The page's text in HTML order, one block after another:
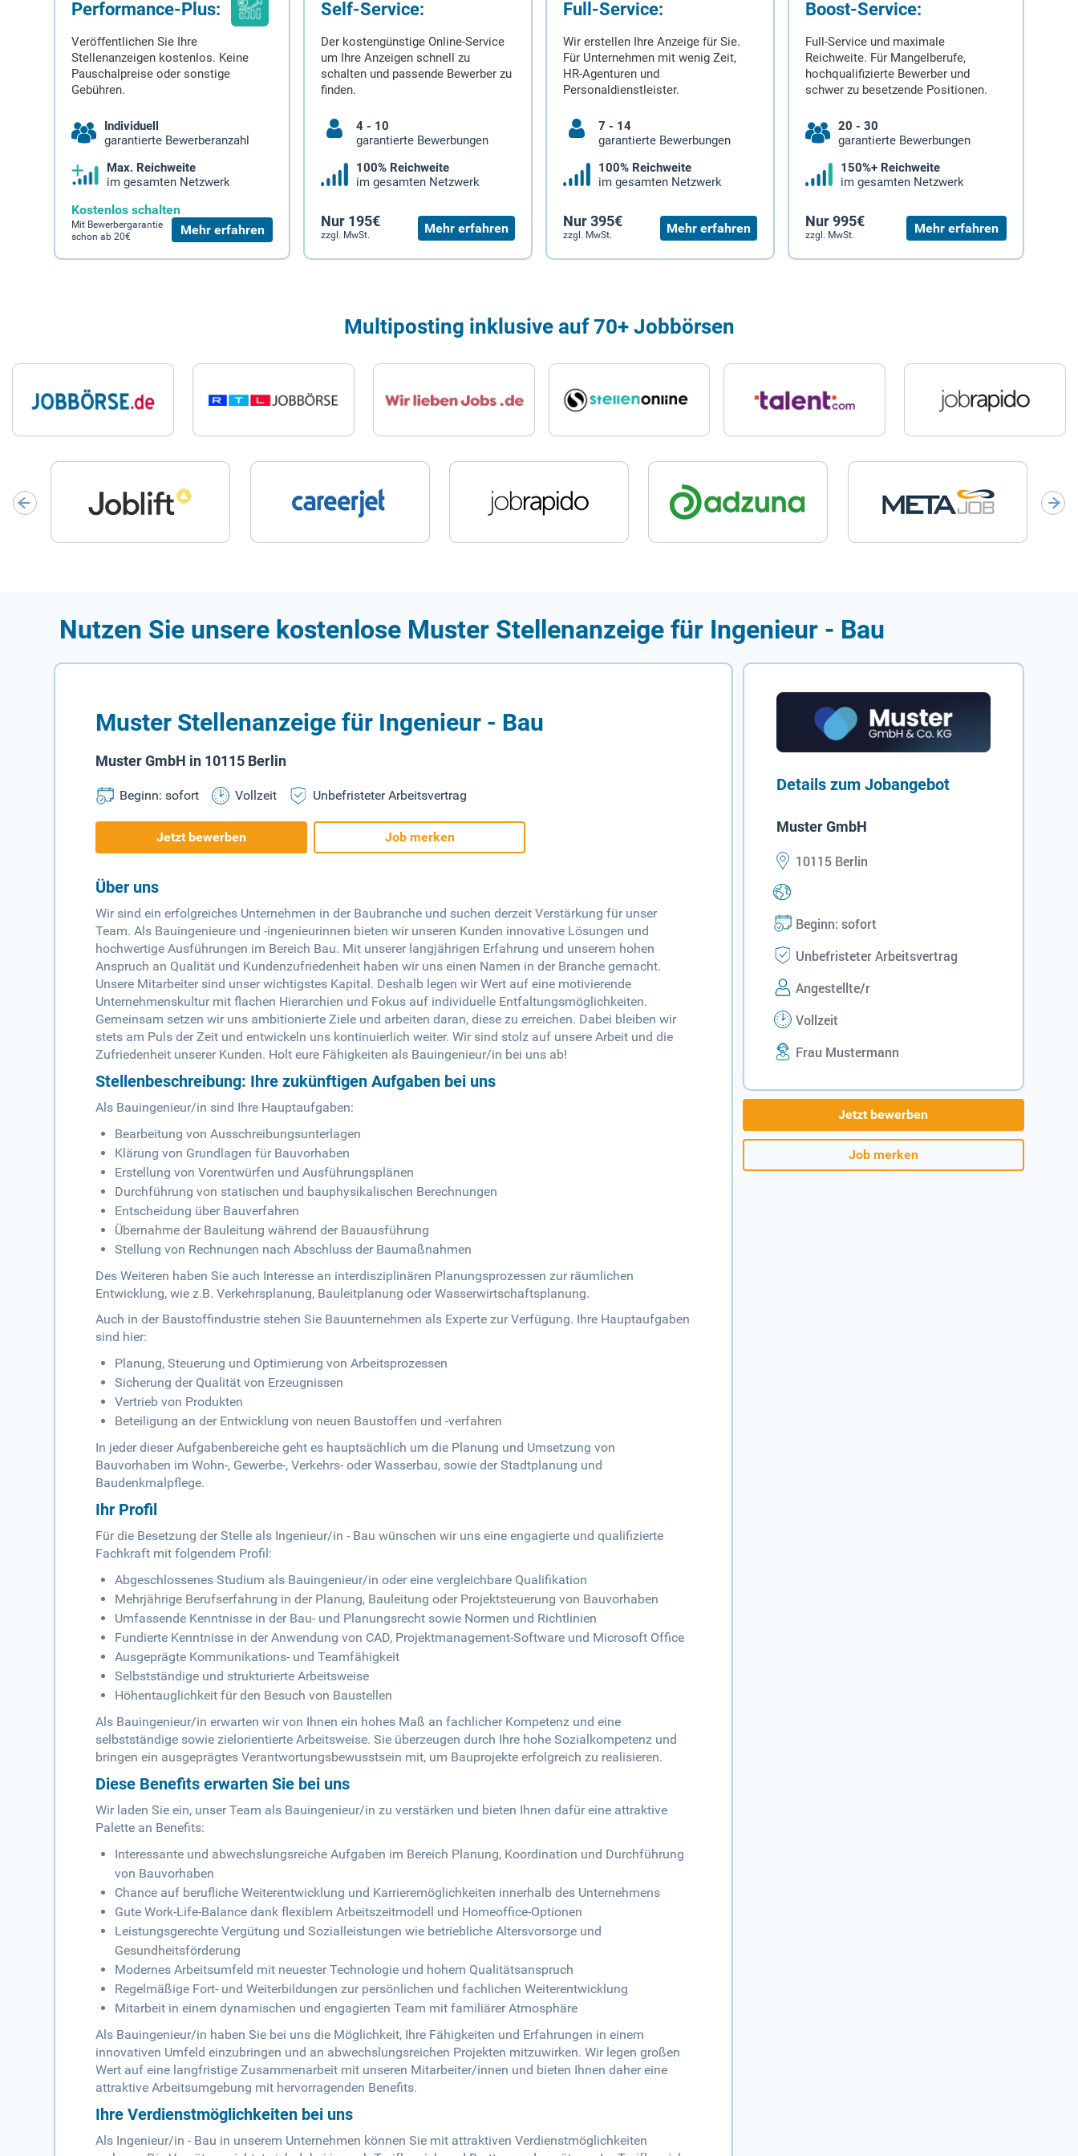
Performance-Plus:
Veröffentlichen Sie Ihre
Stellenanzeigen kostenlos. Keine
Pauschalpreise oder sonstige
Gebühren.
Individuell
garantierte Bewerberanzahl
Max. Reichweite
im gesamten Netzwerk
Kostenlos schalten
Mit Bewerbergarantie
schon ab 20€
Mehr erfahren
Self-Service:
Der kostengünstige Online-Service
um Ihre Anzeigen schnell zu
schalten und passende Bewerber zu
finden.
4 - 10
garantierte Bewerbungen
100% Reichweite
im gesamten Netzwerk
Nur 195€
zzgl. MwSt. Mehr erfahren
Full-Service:
Wir erstellen Ihre Anzeige für Sie.
Für Unternehmen mit wenig Zeit,
HR-Agenturen und
Personaldienstleister.
7 - 14
garantierte Bewerbungen
100% Reichweite
im gesamten Netzwerk
Nur 395€
zzgl. MwSt. Mehr erfahren
Boost-Service:
Full-Service und maximale
Reichweite. Für Mangelberufe,
hochqualifizierte Bewerber und
schwer zu besetzende Positionen.
20 - 30
garantierte Bewerbungen
150%+ Reichweite
im gesamten Netzwerk
Nur 995€
zzgl. MwSt. Mehr erfahren
Multiposting inklusive auf 70+ Jobbörsen
Nutzen Sie unsere kostenlose Muster Stellenanzeige für Ingenieur - Bau
Muster Stellenanzeige für Ingenieur - Bau
Muster GmbH in 10115 Berlin
Beginn: sofort Vollzeit Unbefristeter Arbeitsvertrag
Jetzt bewerben Job merken
Über uns
Wir sind ein erfolgreiches Unternehmen in der Baubranche und suchen derzeit Verstärkung für unser
Team. Als Bauingenieure und -ingenieurinnen bieten wir unseren Kunden innovative Lösungen und
hochwertige Ausführungen im Bereich Bau. Mit unserer langjährigen Erfahrung und unserem hohen
Anspruch an Qualität und Kundenzufriedenheit haben wir uns einen Namen in der Branche gemacht.
Unsere Mitarbeiter sind unser wichtigstes Kapital. Deshalb legen wir Wert auf eine motivierende
Unternehmenskultur mit flachen Hierarchien und Fokus auf individuelle Entfaltungsmöglichkeiten.
Gemeinsam setzen wir uns ambitionierte Ziele und arbeiten daran, diese zu erreichen. Dabei bleiben wir
stets am Puls der Zeit und entwickeln uns kontinuierlich weiter. Wir sind stolz auf unsere Arbeit und die
Zufriedenheit unserer Kunden. Holt eure Fähigkeiten als Bauingenieur/in bei uns ab!
Stellenbeschreibung: Ihre zukünftigen Aufgaben bei uns
Als Bauingenieur/in sind Ihre Hauptaufgaben:
Bearbeitung von Ausschreibungsunterlagen
Klärung von Grundlagen für Bauvorhaben
Erstellung von Vorentwürfen und Ausführungsplänen
Durchführung von statischen und bauphysikalischen Berechnungen
Entscheidung über Bauverfahren
Übernahme der Bauleitung während der Bauausführung
Stellung von Rechnungen nach Abschluss der Baumaßnahmen
Des Weiteren haben Sie auch Interesse an interdisziplinären Planungsprozessen zur räumlichen
Entwicklung, wie z.B. Verkehrsplanung, Bauleitplanung oder Wasserwirtschaftsplanung.
Auch in der Baustoffindustrie stehen Sie Bauunternehmen als Experte zur Verfügung. Ihre Hauptaufgaben
sind hier:
Planung, Steuerung und Optimierung von Arbeitsprozessen
Sicherung der Qualität von Erzeugnissen
Vertrieb von Produkten
Beteiligung an der Entwicklung von neuen Baustoffen und -verfahren
In jeder dieser Aufgabenbereiche geht es hauptsächlich um die Planung und Umsetzung von
Bauvorhaben im Wohn-, Gewerbe-, Verkehrs- oder Wasserbau, sowie der Stadtplanung und
Baudenkmalpflege.
Ihr Profil
Für die Besetzung der Stelle als Ingenieur/in - Bau wünschen wir uns eine engagierte und qualifizierte
Fachkraft mit folgendem Profil:
Abgeschlossenes Studium als Bauingenieur/in oder eine vergleichbare Qualifikation
Mehrjährige Berufserfahrung in der Planung, Bauleitung oder Projektsteuerung von Bauvorhaben
Umfassende Kenntnisse in der Bau- und Planungsrecht sowie Normen und Richtlinien
Fundierte Kenntnisse in der Anwendung von CAD, Projektmanagement-Software und Microsoft Office
Ausgeprägte Kommunikations- und Teamfähigkeit
Selbstständige und strukturierte Arbeitsweise
Höhentauglichkeit für den Besuch von Baustellen
Als Bauingenieur/in erwarten wir von Ihnen ein hohes Maß an fachlicher Kompetenz und eine
selbstständige sowie zielorientierte Arbeitsweise. Sie überzeugen durch Ihre hohe Sozialkompetenz und
bringen ein ausgeprägtes Verantwortungsbewusstsein mit, um Bauprojekte erfolgreich zu realisieren.
Diese Benefits erwarten Sie bei uns
Wir laden Sie ein, unser Team als Bauingenieur/in zu verstärken und bieten Ihnen dafür eine attraktive
Palette an Benefits:
Interessante und abwechslungsreiche Aufgaben im Bereich Planung, Koordination und Durchführung
von Bauvorhaben
Chance auf berufliche Weiterentwicklung und Karrieremöglichkeiten innerhalb des Unternehmens
Gute Work-Life-Balance dank flexiblem Arbeitszeitmodell und Homeoffice-Optionen
Leistungsgerechte Vergütung und Sozialleistungen wie betriebliche Altersvorsorge und
Gesundheitsförderung
Modernes Arbeitsumfeld mit neuester Technologie und hohem Qualitätsanspruch
Regelmäßige Fort- und Weiterbildungen zur persönlichen und fachlichen Weiterentwicklung
Mitarbeit in einem dynamischen und engagierten Team mit familiärer Atmosphäre
Als Bauingenieur/in haben Sie bei uns die Möglichkeit, Ihre Fähigkeiten und Erfahrungen in einem
innovativen Umfeld einzubringen und an abwechslungsreichen Projekten mitzuwirken. Wir legen großen
Wert auf eine langfristige Zusammenarbeit mit unseren Mitarbeiter/innen und bieten Ihnen daher eine
attraktive Arbeitsumgebung mit hervorragenden Benefits.
Ihre Verdienstmöglichkeiten bei uns
Als Ingenieur/in - Bau in unserem Unternehmen können Sie mit attraktiven Verdienstmöglichkeiten
Details zum Jobangebot
Muster GmbH
10115 Berlin
Beginn: sofort
Unbefristeter Arbeitsvertrag
Angestellte/r
Vollzeit
Frau Mustermann
Jetzt bewerben
Job merken